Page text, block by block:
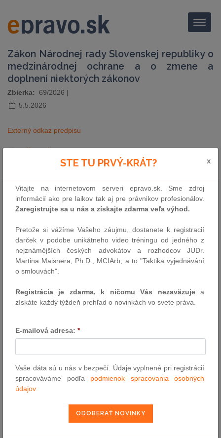
Menu
Zákon Národnej rady Slovenskej republiky o
medzinárodnej ochrane a o zmene a
doplnení niektorých zákonov
Zbierka: 69/2026 |
5.5.2026
Externý odkaz predpisu
pošli e-mailom
VYHĽADÁVANIE ASPI
Text:
STE TU PRVÝ-KRÁT? x
Vitajte na internetovom serveri epravo.sk. Sme zdroj
informácií ako pre laikov tak aj pre právnikov profesionálov.
Zaregistrujte sa u nás a získajte zdarma veľa výhod.
Pretože si vážíme Vašeho záujmu, dostanete k registracií
darček v podobe unikátneho video tréningu od jedného z
nejznámějších českých advokátov a rozhodcov JUDr.
Martina Maisnera, Ph.D., MCIArb, a to "Taktika vyjednávání
o smlouvách".
Registrácia je zdarma, k ničomu Vás nezaväzujea
získáte každý týždeň prehľad o novinkách vo svete práva.
E-mailová adresa: *
Vaše dáta sú u nás v bezpečí. Údaje vyplnené pri registrácií
spracováváme podľa podmienok spracovania osobných
údajov